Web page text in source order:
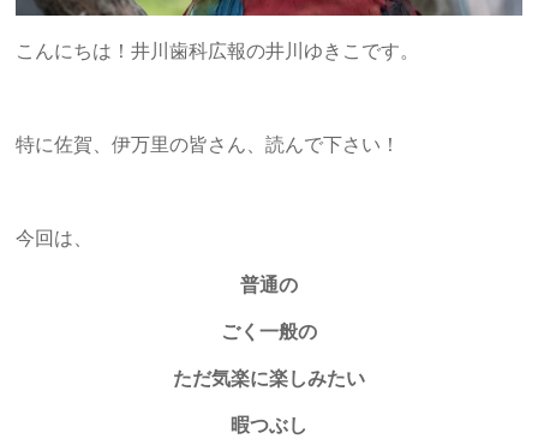
こんにちは！井川歯科広報の井川ゆきこです。
特に佐賀、伊万里の皆さん、読んで下さい！
今回は、
普通の
ごく一般の
ただ気楽に楽しみたい
暇つぶし